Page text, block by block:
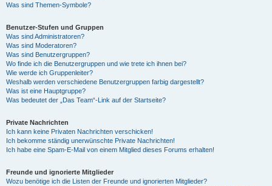
Was sind Themen-Symbole?
Benutzer-Stufen und Gruppen
Was sind Administratoren?
Was sind Moderatoren?
Was sind Benutzergruppen?
Wo finde ich die Benutzergruppen und wie trete ich ihnen bei?
Wie werde ich Gruppenleiter?
Weshalb werden verschiedene Benutzergruppen farbig dargestellt?
Was ist eine Hauptgruppe?
Was bedeutet der „Das Team“-Link auf der Startseite?
Private Nachrichten
Ich kann keine Privaten Nachrichten verschicken!
Ich bekomme ständig unerwünschte Private Nachrichten!
Ich habe eine Spam-E-Mail von einem Mitglied dieses Forums erhalten!
Freunde und ignorierte Mitglieder
Wozu benötige ich die Listen der Freunde und ignorierten Mitglieder?